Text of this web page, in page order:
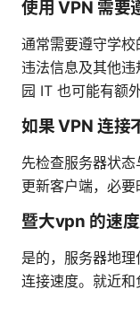
使用 VPN 需要
通常需要遵守学
违法信息及其他
园 IT 也可能有额
如果 VPN 连接
先检查服务器状态
更新客户端，必要
暨大vpn 的速
是的，服务器地
连接速度。就近和